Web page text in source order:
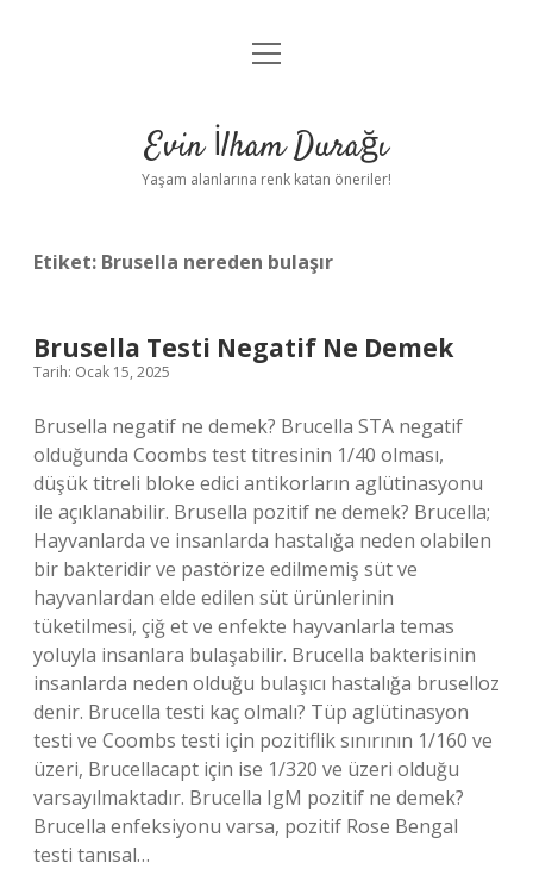
Anasayfa
Yasal Uyarı
menüyü
Evin İlham Durağı
Yaşam alanlarına renk katan öneriler!
Etiket: Brusella nereden bulaşır
Brusella Testi Negatif Ne Demek
Tarih: Ocak 15, 2025
Brusella negatif ne demek? Brucella STA negatif
olduğunda Coombs test titresinin 1/40 olması,
düşük titreli bloke edici antikorların aglütinasyonu
ile açıklanabilir. Brusella pozitif ne demek? Brucella;
Hayvanlarda ve insanlarda hastalığa neden olabilen
bir bakteridir ve pastörize edilmemiş süt ve
hayvanlardan elde edilen süt ürünlerinin
tüketilmesi, çiğ et ve enfekte hayvanlarla temas
yoluyla insanlara bulaşabilir. Brucella bakterisinin
insanlarda neden olduğu bulaşıcı hastalığa bruselloz
denir. Brucella testi kaç olmalı? Tüp aglütinasyon
testi ve Coombs testi için pozitiflik sınırının 1/160 ve
üzeri, Brucellacapt için ise 1/320 ve üzeri olduğu
varsayılmaktadır. Brucella IgM pozitif ne demek?
Brucella enfeksiyonu varsa, pozitif Rose Bengal
testi tanısal…